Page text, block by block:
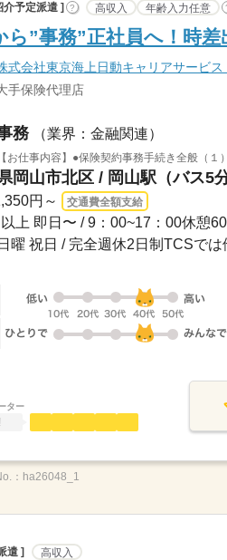
介予定派遣 ] ? 高収入 年齢入力任意
ら”事務”正社員へ！時
式会社東京海上日動キャリアサービス
手保険代理店
務 （業界：金融関連）
お仕事内容】●保険契約事務手続き全般（
岡山市北区 / 岡山駅（バス5分
円～ 交通費全額支給
曜 祝日 / 完全週休2日制TCSで
ター
： ha26048_1
遣 ] 高収入